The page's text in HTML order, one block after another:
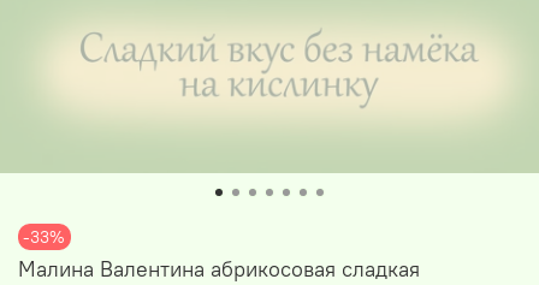
-33%
Малина Валентина абрикосовая сладкая